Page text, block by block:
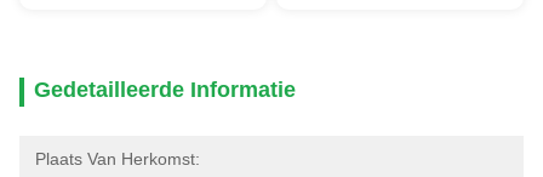
Gedetailleerde Informatie
Plaats Van Herkomst: